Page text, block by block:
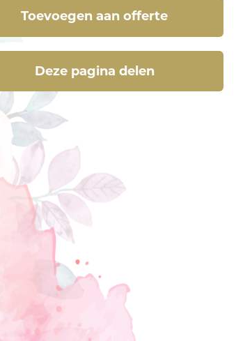
Toevoegen aan offerte
Deze pagina delen
Deze pagina delen